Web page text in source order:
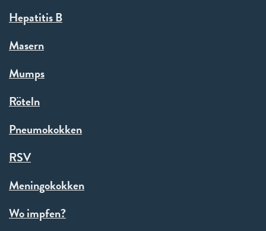
Hepatitis B
Masern
Mumps
Röteln
Pneumokokken
RSV
Meningokokken
Wo impfen?